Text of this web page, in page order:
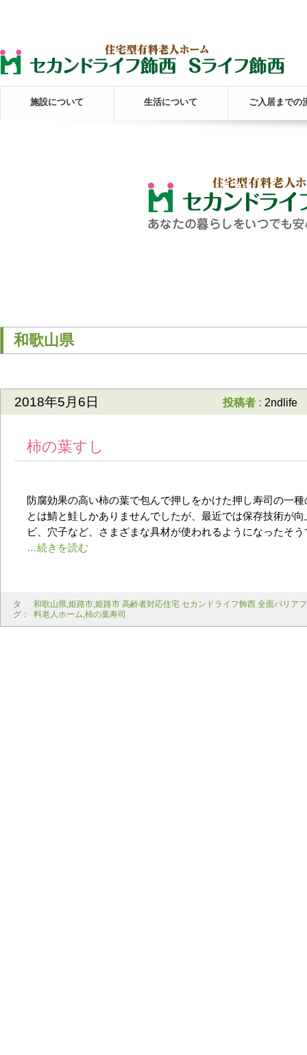
施設について 生活について ご入居までの
和歌山県
2018年5月6日 投稿者 : 2ndlife
柿の葉すし
防腐効果の高い柿の葉で包んで押しをかけた押し寿司の一
とは鯖と鮭しかありませんでしたが、最近では保存技術が
ビ、穴子など、さまざまな具材が使われるようになったそ
タ
グ：
和歌山県,姫路市,姫路市 高齢者対応住宅 セカンドライフ飾西 全面バリア
料老人ホーム,柿の葉寿司